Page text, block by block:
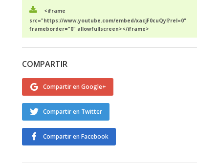
<iframe
src="https://www.youtube.com/embed/xacjF0cuQyI?rel=0"
frameborder="0" allowfullscreen></iframe>
COMPARTIR
Compartir en Google+
Compartir en Twitter
Compartir en Facebook